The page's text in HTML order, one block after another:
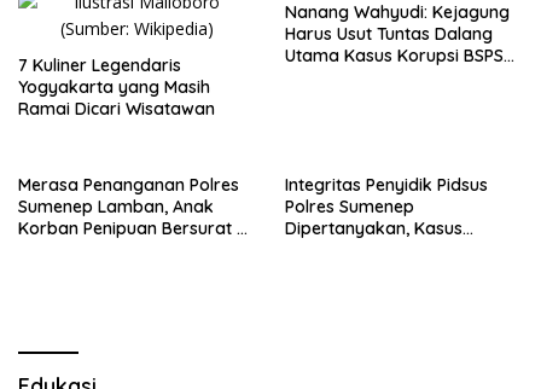
7 Kuliner Legendaris
Yogyakarta yang Masih
Ramai Dicari Wisatawan
Nanang Wahyudi: Kejagung
Harus Usut Tuntas Dalang
Utama Kasus Korupsi BSPS
Merasa Penanganan Polres
Sumenep Lamban, Anak
Korban Penipuan Bersurat ke
Integritas Penyidik Pidsus
Polres Sumenep
Dipertanyakan, Kasus